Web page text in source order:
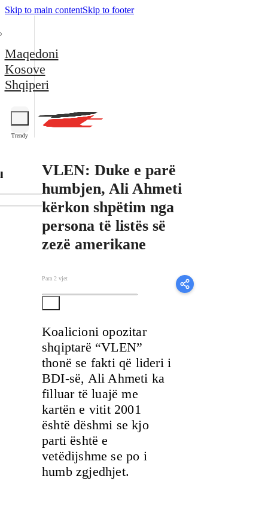
Skip to main contentSkip to footer
Maqedoni
Kosove
Shqiperi
Trendy
VLEN: Duke e parë
humbjen, Ali Ahmeti
kërkon shpëtim nga
persona të listës së
zezë amerikane
Para 2 vjet
Koalicioni opozitar
shqiptarë “VLEN”
thonë se fakti që lideri i
BDI-së, Ali Ahmeti ka
filluar të luajë me
kartën e vitit 2001
është dëshmi se kjo
parti është e
vetëdijshme se po i
humb zgjedhjet.